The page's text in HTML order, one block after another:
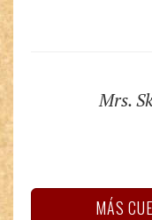
Mrs.
MÁS